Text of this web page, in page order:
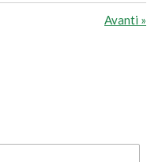
Avanti »